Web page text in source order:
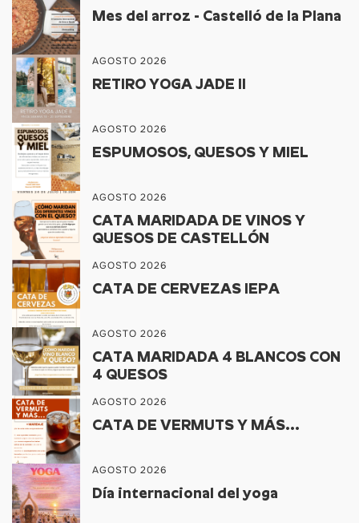
Mes del arroz - Castelló de la Plana
AGOSTO 2026
RETIRO YOGA JADE II
AGOSTO 2026
ESPUMOSOS, QUESOS Y MIEL
AGOSTO 2026
CATA MARIDADA DE VINOS Y
QUESOS DE CASTELLÓN
AGOSTO 2026
CATA DE CERVEZAS IEPA
AGOSTO 2026
CATA MARIDADA 4 BLANCOS CON
4 QUESOS
AGOSTO 2026
CATA DE VERMUTS Y MÁS...
AGOSTO 2026
Día internacional del yoga